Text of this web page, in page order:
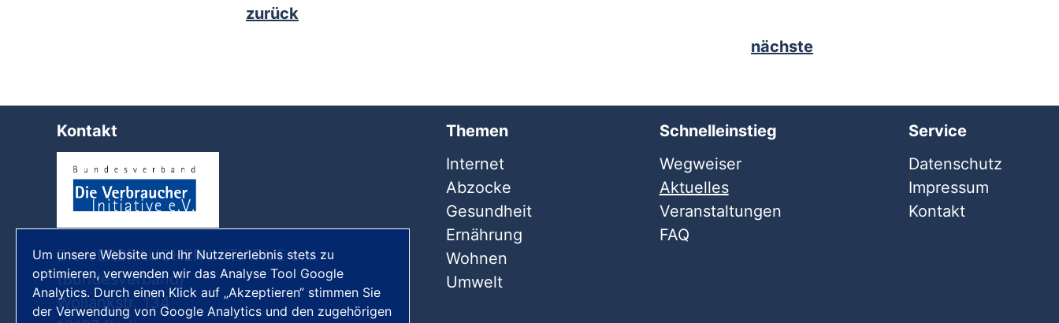
zurück
nächste
Kontakt
Die VERBRAUCHER INITIATIVE e.V.
(Bundesverband)
Wollankstr. 134
Themen
Internet
Abzocke
Gesundheit
Ernährung
Wohnen
Umwelt
Schnelleinstieg
Wegweiser
Aktuelles
Veranstaltungen
FAQ
Service
Datenschutz
Impressum
Kontakt
Um unsere Website und Ihr Nutzererlebnis stets zu
optimieren, verwenden wir das Analyse Tool Google
Analytics. Durch einen Klick auf „Akzeptieren“ stimmen Sie
der Verwendung von Google Analytics und den zugehörigen